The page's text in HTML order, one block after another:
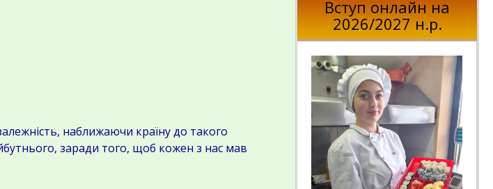
наближаючи країну до такого
заради того, щоб кожен з нас мав
Вступ онлайн на
2026/2027 н.р.